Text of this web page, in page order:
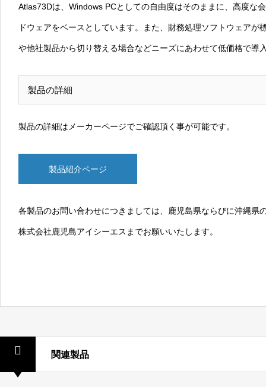
Atlas73Dは、Windows PCとしての自由度はそのままに、高度な
ドウェアをベースとしています。また、財務処理ソフトウェア
や他社製品から切り替える場合などニーズにあわせて低価格で導
製品の詳細
製品の詳細はメーカーページでご確認頂く事が可能です。
製品紹介ページ
各製品のお問い合わせにつきましては、鹿児島県ならびに沖縄県
株式会社鹿児島アイシーエス までお願いいたします。
関連製品